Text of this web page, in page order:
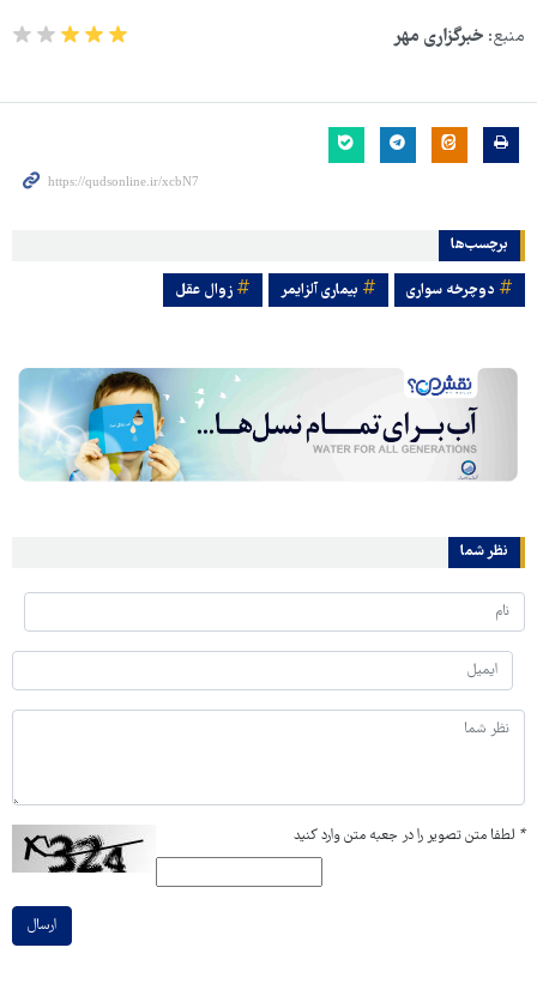
منبع: خبرگزاری مهر
برچسب‌ها
دوچرخه سواری بیماری آلزایمر زوال عقل
نظر شما
* لطفا متن تصویر را در جعبه متن وارد کنید
ارسال